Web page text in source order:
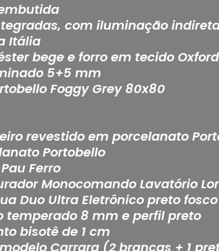
com iluminação
Itália
bege e forro em tecido
5+5 mm
Foggy Grey 80x80
revestido em porcelanato
Portobello
Ferro
Monocomando Lavatório
Duo Ultra Eletrônico preto
temperado 8 mm e perfil preto
bisotê de 1 cm
Carrara (2 brancas + 1